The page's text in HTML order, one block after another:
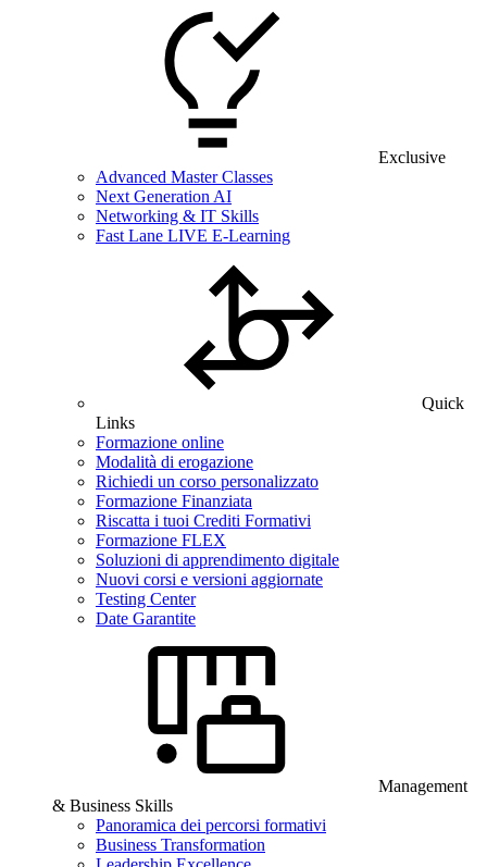
Exclusive
Advanced Master Classes
Next Generation AI
Networking & IT Skills
Fast Lane LIVE E-Learning
Quick
Links
Formazione online
Modalità di erogazione
Richiedi un corso personalizzato
Formazione Finanziata
Riscatta i tuoi Crediti Formativi
Formazione FLEX
Soluzioni di apprendimento digitale
Nuovi corsi e versioni aggiornate
Testing Center
Date Garantite
Management
& Business Skills
Panoramica dei percorsi formativi
Business Transformation